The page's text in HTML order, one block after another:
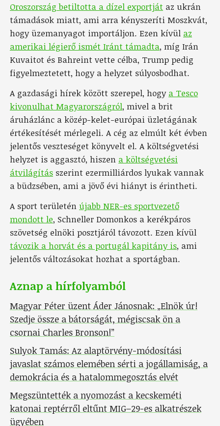
Oroszország betiltotta a dízel exportját az ukrán
támadások miatt, ami arra kényszeríti Moszkvát,
hogy üzemanyagot importáljon. Ezen kívül az
amerikai légierő ismét Iránt támadta, míg Irán
Kuvaitot és Bahreint vette célba, Trump pedig
figyelmeztetett, hogy a helyzet súlyosbodhat.
A gazdasági hírek között szerepel, hogy a Tesco
kivonulhat Magyarországról, mivel a brit
áruházlánc a közép-kelet-európai üzletágának
értékesítését mérlegeli. A cég az elmúlt két évben
jelentős veszteséget könyvelt el. A költségvetési
helyzet is aggasztó, hiszen a költségvetési
átvilágítás szerint ezermilliárdos lyukak vannak
a büdzsében, ami a jövő évi hiányt is érintheti.
A sport területén újabb NER-es sportvezető
mondott le, Schneller Domonkos a kerékpáros
szövetség elnöki posztjáról távozott. Ezen kívül
távozik a horvát és a portugál kapitány is, ami
jelentős változásokat hozhat a sportágban.
Aznap a hírfolyamból
Magyar Péter üzent Áder Jánosnak: „Elnök úr!
Szedje össze a bátorságát, mégiscsak ön a
csornai Charles Bronson!”
Sulyok Tamás: Az alaptörvény-módosítási
javaslat számos elemében sérti a jogállamiság, a
demokrácia és a hatalommegosztás elvét
Megszüntették a nyomozást a kecskeméti
katonai reptérről eltűnt MIG–29-es alkatrészek
ügyében